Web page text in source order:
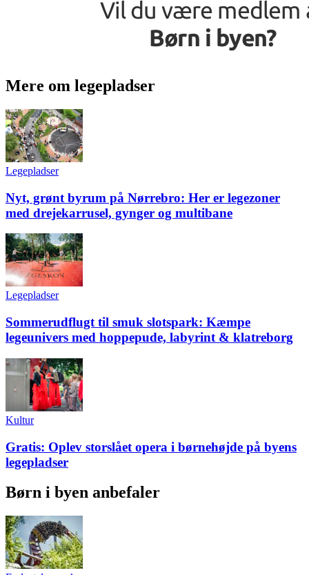
Mere om legepladser
Legepladser
Nyt, grønt byrum på Nørrebro: Her er legezoner
med drejekarrusel, gynger og multibane
Legepladser
Sommerudflugt til smuk slotspark: Kæmpe
legeunivers med hoppepude, labyrint & klatreborg
Kultur
Gratis: Oplev storslået opera i børnehøjde på byens
legepladser
Børn i byen anbefaler